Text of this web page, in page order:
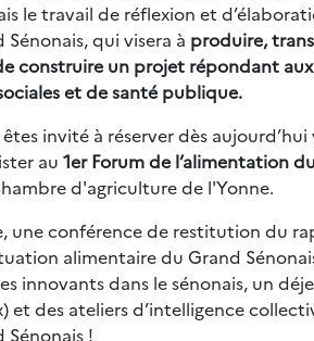
le travail de réflexion et
qui visera à produire,
construire un projet répondant
et de santé publique.
invité à réserver dès
au 1er Forum de l’alimentation
d'agriculture de l'Yonne.
une conférence de restitution du
alimentaire du Grand
innovants dans le sénonais, un
et des ateliers d’intelligence
!